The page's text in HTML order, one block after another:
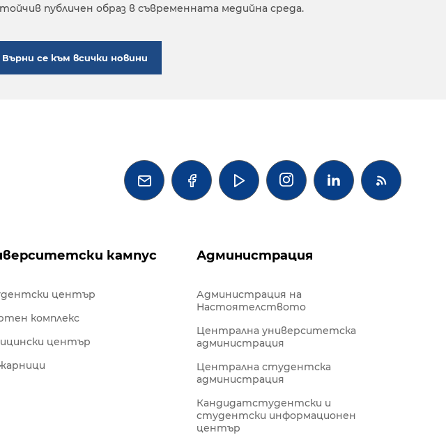
публичен образ в съвременната медийна среда.
Върни се към всички новини
   
кампус Администрация
център
комплекс
център
Администрация на
Настоятелството
Централна университетска
администрация
Централна студентска
администрация
Кандидатстудентски и
студентски информационен
център